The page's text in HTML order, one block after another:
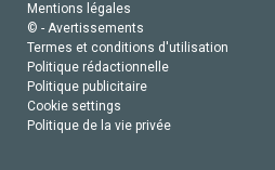
Mentions légales
© - Avertissements
Termes et conditions d'utilisation
Politique rédactionnelle
Politique publicitaire
Cookie settings
Politique de la vie privée